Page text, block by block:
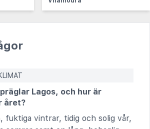
Lagos, och hur är
året?
fuktiga vintrar, tidig och solig vår,